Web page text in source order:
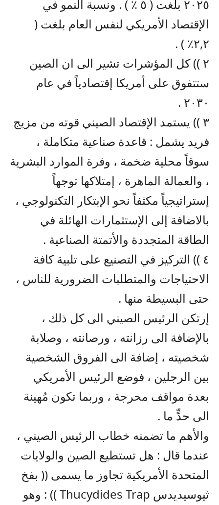
٢٠٢٥ بلغت ( ٥ ٪؜ ) . ونسبة النمو في
الإقتصاد الأمريكي لنفس العام بلغت (
٢,٢٪؜ ) .
٢ )) كل المؤشرات تشير الى ان الصين
ستتفوق على أمريكا إقتصادياً في عام
٢٠٣٠ .
٣ )) يستمد الإقتصاد الصيني قوته من مزيج
فريد يشمل : قاعدة صناعية متكاملة ،
سوقاً محلية ضخمة ، وفرة الموارد البشرية
، والعمالة الماهرة ، إمتلاكها توجهاً
إستراتيجياً مكثفاً نحو الإبتكار التكنولوجي ،
بالاضافة إلى الإستثمارات الهائلة في
الطاقة المتجددة والأتمتة الصناعية .
٤ )) التركيز في التصنيع على تلبية كافة
الاحتياجات والمتطلبات الضرورية للناس ،
حتى البسيطة منها .
إرتكن الرئيس الصيني الى كل ذلك ،
بالإضافة الى رزانته ، ورصانته ، وصلابة
شخصيته ، إضافة الى الفروق الشخصية
بين الرجلين ، فوضع الرئيس الأمريكي
بعدة مواقف محرجة ، وربما تكون مُهينة
الى حدٍّ ما .
والأهم ما تضمنه خطاب الرئيس الصيني ،
عندما قال : هل تستطيع الصين والولايات
المتحدة الأمريكية تجاوز ما يسمى (( بفخ
ثيوسيديدس Thucydides Trap )) : وهو